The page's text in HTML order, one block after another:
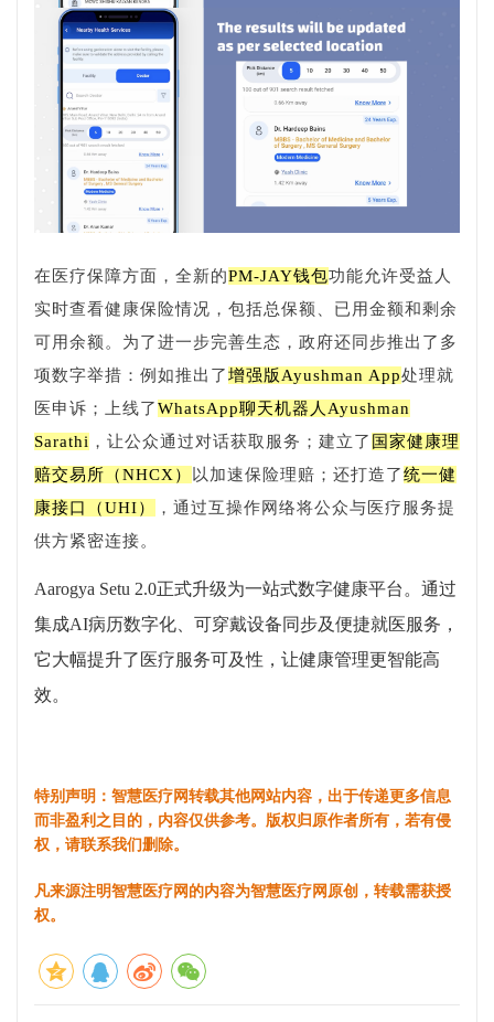
在医疗保障方面，全新的PM-JAY钱包功能允许受益人
实时查看健康保险情况，包括总保额、已用金额和剩余
可用余额。为了进一步完善生态，政府还同步推出了多
项数字举措：例如推出了增强版Ayushman App处理就
医申诉；上线了WhatsApp聊天机器人Ayushman
Sarathi ，让公众通过对话获取服务；建立了 国家健康理
赔交易所（NHCX）
以加速保险理赔；还打造了统一健
康接口（UHI）
，通过互操作网络将公众与医疗服务提
供方紧密连接。
Aarogya Setu 2.0正式升级为一站式数字健康平台。通过
集成AI病历数字化、可穿戴设备同步及便捷就医服务，
它大幅提升了医疗服务可及性，让健康管理更智能高
效。
特别声明：智慧医疗网转载其他网站内容，出于传递更多信息
而非盈利之目的，内容仅供参考。版权归原作者所有，若有侵
权，请联系我们删除。
凡来源注明智慧医疗网的内容为智慧医疗网原创，转载需获授
权。